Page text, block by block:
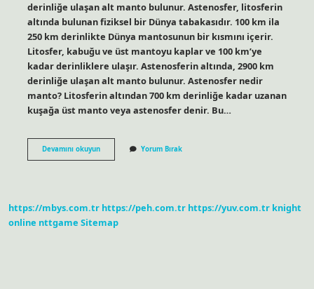
derinliğe ulaşan alt manto bulunur. Astenosfer, litosferin
altında bulunan fiziksel bir Dünya tabakasıdır. 100 km ila
250 km derinlikte Dünya mantosunun bir kısmını içerir.
Litosfer, kabuğu ve üst mantoyu kaplar ve 100 km’ye
kadar derinliklere ulaşır. Astenosferin altında, 2900 km
derinliğe ulaşan alt manto bulunur. Astenosfer nedir
manto? Litosferin altından 700 km derinliğe kadar uzanan
kuşağa üst manto veya astenosfer denir. Bu…
Devamını okuyunCoğrafya
Astenosfer
Yorum Bırak
https://mbys.com.tr https://peh.com.tr https://yuv.com.tr knight
online nttgame Sitemap